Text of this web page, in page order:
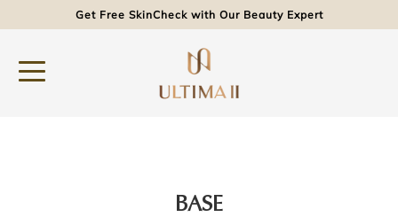
Get Free SkinCheck with Our Beauty Expert
BASE